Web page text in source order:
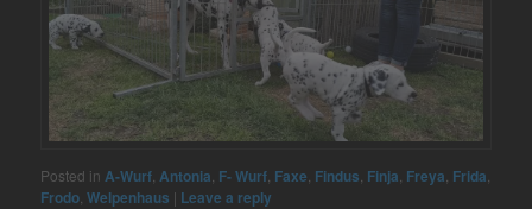
Posted in A-Wurf Antonia F- Wurf Faxe Findus Finja Freya Frida
Frodo ,Welpenhaus | Leave a reply